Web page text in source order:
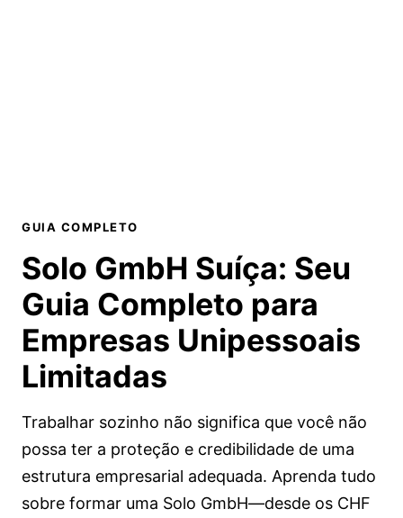
GUIA COMPLETO
Solo GmbH Suíça: Seu
Guia Completo para
Empresas Unipessoais
Limitadas
Trabalhar sozinho não significa que você não
possa ter a proteção e credibilidade de uma
estrutura empresarial adequada. Aprenda tudo
sobre formar uma Solo GmbH—desde os CHF